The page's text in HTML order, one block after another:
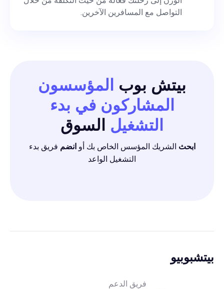
التواصل مع المسافرين الآخرين.
بيتش بوب المؤسسون
المشاركون في بدء
التشغيل السوق
ابحث الشريك المؤسس الخاص بك أوانضم فريق بدء
التشغيل الواعد
بيتشبوبيو
فريق الدعم